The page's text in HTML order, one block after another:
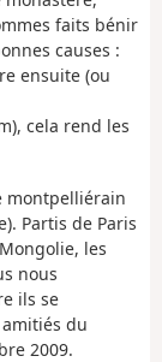
faits bénir
causes :
ensuite (ou
cela rend les
montpelliérain
Partis de Paris
les
nous
ils se
du
2009.